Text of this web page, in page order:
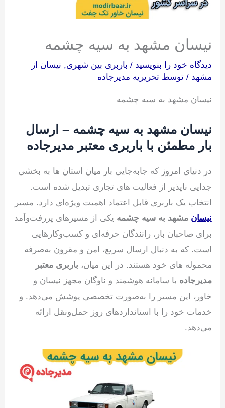
نیسان مشهد به سیه چشمه
دیدگاه‌ خود را بنویسید / باربری بین شهری, نیسان از
مشهد / توسطتحریریه مدیرجاده
نیسان مشهد به سیه چشمه
نیسان مشهد به سیه چشمه – ارسال
بار مطمئن با باربری معتبر مدیرجاده
در دنیای امروز که جابه‌جایی بار میان استان ها به بخشی
جدایی ناپذیر از فعالیت های تجاری تبدیل شده است.
انتخاب یک باربری قابل اعتماد اهمیت ویژه‌ای دارد. مسیر
نیسان مشهد به سیه چشمه یکی از مسیرهای پررفت‌و‌آمد
برای صاحبان بار، رانندگان حرفه‌ای و کسب‌وکارهایی
است. که به دنبال ارسال سریع، امن و مقرون به‌صرفه
محموله های خود هستند. در این میان، باربری معتبر
مدیرجاده با سامانه هوشمند و ناوگان مجهز نیسان و
خاور، این مسیر را به‌صورت تخصصی پوشش می‌دهد. و
خدمات خود را با استانداردهای روز حمل‌ونقل ارائه
می‌دهد.